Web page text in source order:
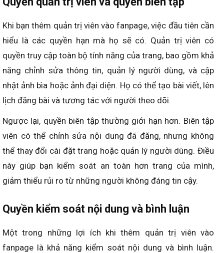
Khi bạn thêm quản trị viên vào fanpage, việc đầu tiên cần
hiểu là các quyền hạn mà họ sẽ có. Quản trị viên có
quyền truy cập toàn bộ tính năng của trang, bao gồm khả
năng chỉnh sửa thông tin, quản lý người dùng, và cập
nhật ảnh bìa hoặc ảnh đại diện. Họ có thể tạo bài viết, lên
lịch đăng bài và tương tác với người theo dõi.
Ngược lại, quyền biên tập thường giới hạn hơn. Biên tập
viên có thể chỉnh sửa nội dung đã đăng, nhưng không
thể thay đổi cài đặt trang hoặc quản lý người dùng. Điều
này giúp bạn kiểm soát an toàn hơn trang của mình,
giảm thiểu rủi ro từ những người không đáng tin cậy.
Quyền kiểm soát nội dung và bình luận
Một trong những lợi ích khi thêm quản trị viên vào
fanpage là khả năng kiểm soát nội dung và bình luận.